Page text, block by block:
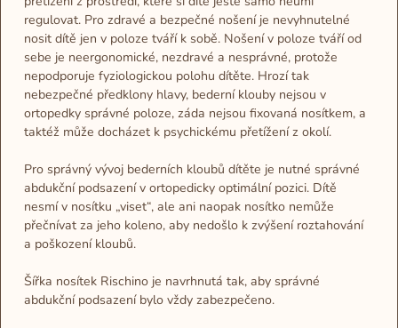
regulovat. Pro zdravé a bezpečné nošení je nevyhnutelné
nosit dítě jen v poloze tváří k sobě. Nošení v poloze tváří od
sebe je neergonomické, nezdravé a nesprávné, protože
nepodporuje fyziologickou polohu dítěte. Hrozí tak
nebezpečné předklony hlavy, bederní klouby nejsou v
ortopedky správné poloze, záda nejsou fixovaná nosítkem, a
taktéž může docházet k psychickému přetížení z okolí.
Pro správný vývoj bederních kloubů dítěte je nutné správné
abdukční podsazení v ortopedicky optimální pozici. Dítě
nesmí v nosítku „viset“, ale ani naopak nosítko nemůže
přečnívat za jeho koleno, aby nedošlo k zvýšení roztahování
a poškození kloubů.
Šířka nosítek Rischino je navrhnutá tak, aby správné
abdukční podsazení bylo vždy zabezpečeno.